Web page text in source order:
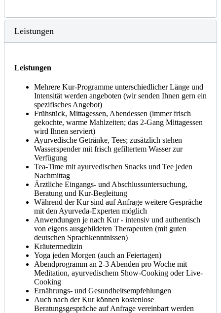
Leistungen
Leistungen
Mehrere Kur-Programme unterschiedlicher Länge und
Intensität werden angeboten (wir senden Ihnen gern ein
spezifisches Angebot)
Frühstück, Mittagessen, Abendessen (immer frisch
gekochte, warme Mahlzeiten; das 2-Gang Mittagessen
wird Ihnen serviert)
Ayurvedische Getränke, Tees; zusätzlich stehen
Wasserspender mit frisch gefiltertem Wasser zur
Verfügung
Tea-Time mit ayurvedischen Snacks und Tee jeden
Nachmittag
Ärztliche Eingangs- und Abschlussuntersuchung,
Beratung und Kur-Begleitung
Während der Kur sind auf Anfrage weitere Gespräche
mit den Ayurveda-Experten möglich
Anwendungen je nach Kur - intensiv und authentisch
von eigens ausgebildeten Therapeuten (mit guten
deutschen Sprachkenntnissen)
Kräutermedizin
Yoga jeden Morgen (auch an Feiertagen)
Abendprogramm an 2-3 Abenden pro Woche mit
Meditation, ayurvedischem Show-Cooking oder Live-
Cooking
Ernährungs- und Gesundheitsempfehlungen
Auch nach der Kur können kostenlose
Beratungsgespräche auf Anfrage vereinbart werden